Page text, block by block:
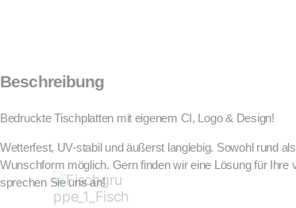
Beschreibung
Bedruckte Tischplatten mit eigenem CI, Logo & Design!
Wetterfest, UV-stabil und äußerst langlebig. Sowohl rund
Wunschform möglich. Gern finden wir eine Lösung für Ihre
sprechen Sie uns an!